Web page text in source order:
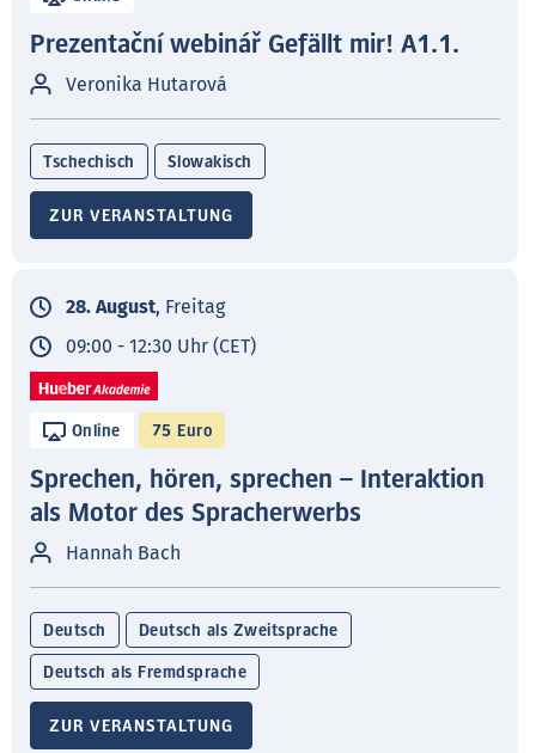
Prezentační webinář Gefällt mir! A1.1.
Veronika Hutarová
Tschechisch Slowakisch
ZUR VERANSTALTUNG
28. August, Freitag
09:00 - 12:30 Uhr (CET)
Online 75 Euro
Sprechen, hören, sprechen – Interaktion
als Motor des Spracherwerbs
Hannah Bach
Deutsch Deutsch als Zweitsprache
Deutsch als Fremdsprache
ZUR VERANSTALTUNG